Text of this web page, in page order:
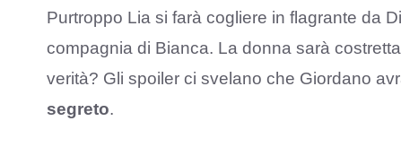
Purtroppo Lia si farà cogliere in flagrante da
compagnia di Bianca. La donna sarà
verità? Gli spoiler ci svelano che Giordano
segreto.